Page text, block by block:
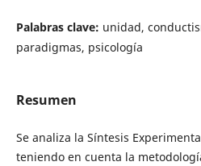
Palabras clave: unidad,
paradigmas, psicología
Resumen
Se analiza la Síntesis
teniendo en cuenta la